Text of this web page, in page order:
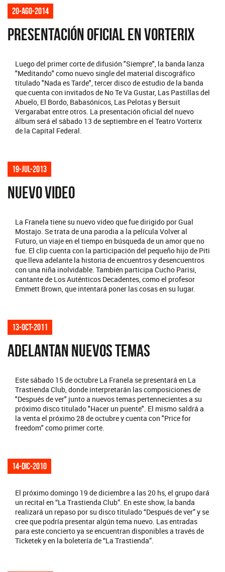
20-ago-2014
PRESENTACIÓN OFICIAL EN VORTERIX
Luego del primer corte de difusión "Siempre", la banda lanza
"Meditando" como nuevo single del material discográfico
titulado "Nada es Tarde", tercer disco de estudio de la banda
que cuenta con invitados de No Te Va Gustar, Las Pastillas del
Abuelo, El Bordo, Babasónicos, Las Pelotas y Bersuit
Vergarabat entre otros. La presentación oficial del nuevo
álbum será el sábado 13 de septiembre en el Teatro Vorterix
de la Capital Federal.
19-jul-2013
NUEVO VIDEO
La Franela tiene su nuevo video que fue dirigido por Gual
Mostajo. Se trata de una parodia a la película Volver al
Futuro, un viaje en el tiempo en búsqueda de un amor que no
fue. El clip cuenta con la participación del pequeño hijo de Piti
que lleva adelante la historia de encuentros y desencuentros
con una niña inolvidable. También participa Cucho Parisi,
cantante de Los Auténticos Decadentes, como el profesor
Emmett Brown, que intentará poner las cosas en su lugar.
13-oct-2011
ADELANTAN NUEVOS TEMAS
Este sábado 15 de octubre La Franela se presentará en La
Trastienda Club, donde interpretarán las composiciones de
"Después de ver" junto a nuevos temas pertennecientes a su
próximo disco titulado "Hacer un puente". El mismo saldrá a
la venta el próximo 28 de octubre y cuenta con "Price for
freedom" como primer corte.
14-dic-2010
El próximo domingo 19 de diciembre a las 20 hs, el grupo dará
un recital en “La Trastienda Club”. En este show, la banda
realizará un repaso por su disco titulado “Después de ver” y se
cree que podría presentar algún tema nuevo. Las entradas
para este concierto ya se encuentran disponibles a través de
Ticketek y en la boletería de “La Trastienda”.